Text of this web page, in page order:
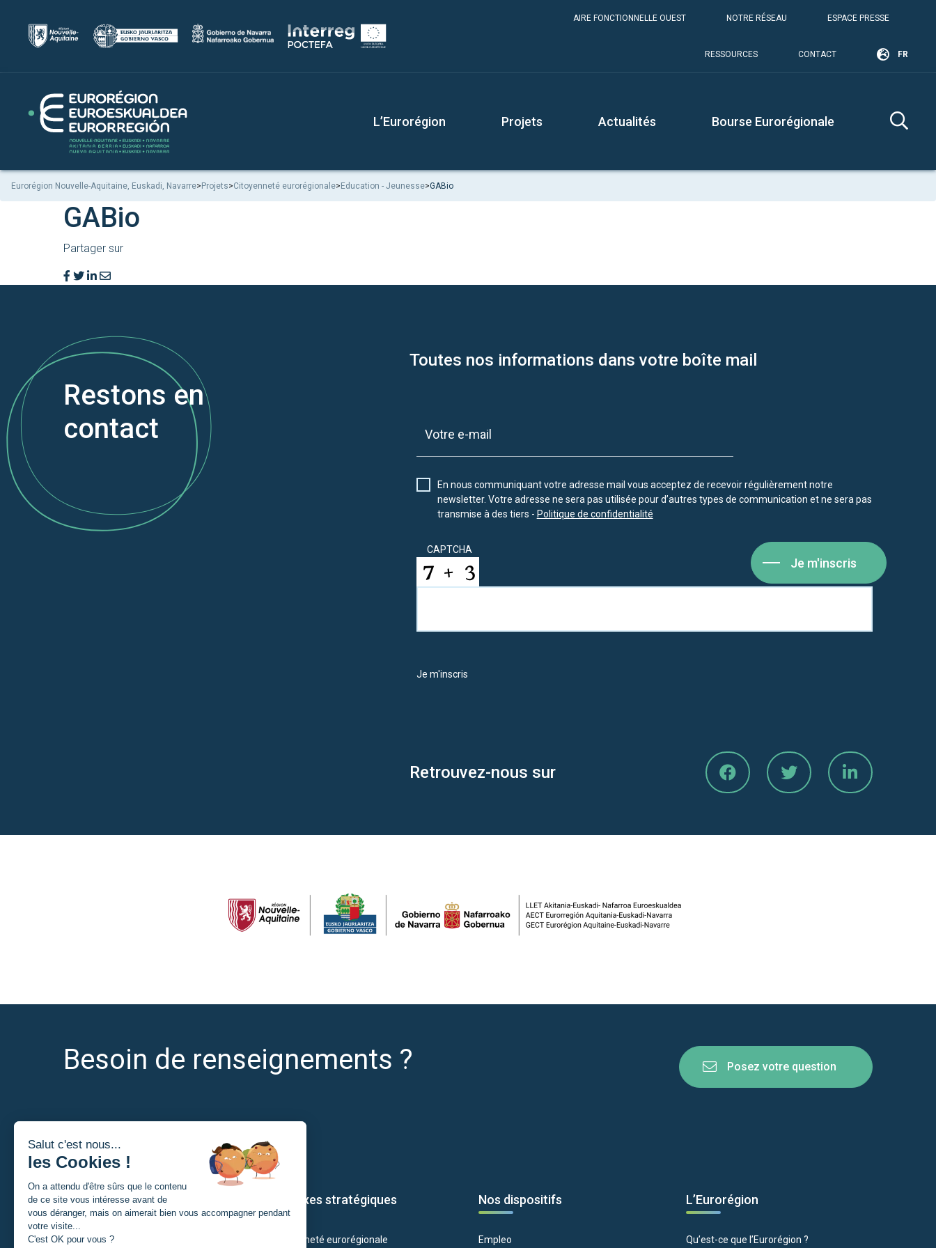
AIRE FONCTIONNELLE OUEST NOTRE RÉSEAU ESPACE PRESSE
RESSOURCES CONTACT FR
L’Eurorégion Projets Actualités Bourse Eurorégionale
Eurorégion Nouvelle-Aquitaine, Euskadi, Navarre>Projets>Citoyenneté eurorégionale>Education - Jeunesse>GABio
GABio
Partager sur
Restons en
contact
Toutes nos informations dans votre boîte mail
En nous communiquant votre adresse mail vous acceptez de recevoir régulièrement notre
newsletter. Votre adresse ne sera pas utilisée pour d’autres types de communication et ne sera pas
transmise à des tiers - Politique de confidentialité
CAPTCHA
Je m'inscris
Je m'inscris
Retrouvez-nous sur
Besoin de renseignements ? Posez votre question
Je suis
Un porteur de projet
Nos axes stratégiques
Citoyenneté eurorégionale
Nos dispositifs
Empleo
L’Eurorégion
Qu’est-ce que l’Eurorégion ?